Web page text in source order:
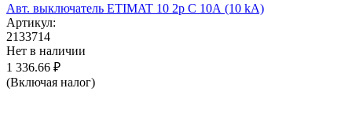
Авт. выключатель ETIMAT 10 2p C 10А (10 kA)
Артикул:
2133714
Нет в наличии
1 336.66 ₽
(Включая налог)